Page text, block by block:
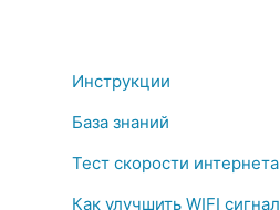
Инструкции
База знаний
Тест скорости интернета
Как улучшить WIFI сигнал